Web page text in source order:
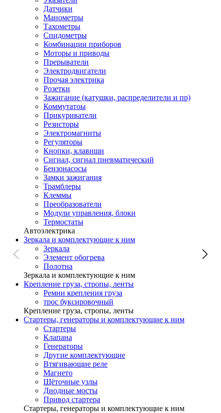
Датчики
Манометры
Тахометры
Спидометры
Комбинации приборов
Моторы и приводы
Прерыватели
Электродвигатели
Прочая электрика
Розетки
Зажигание (катушки, распределители и пр)
Коммутатоы
Прикуриватели
Резисторы
Электромагниты
Регуляторы
Кнопки, клавиши
Сигнал, сигнал пневматический
Бензонасосы
Замки зажигания
Трамблеры
Клеммы
Преобразователи
Модули управления, блоки
Термостаты
Автоэлектрика
Зеркала и комплектующие к ним
Зеркала
Элемент обогрева
Полотна
Зеркала и комплектующие к ним
Крепление груза, стропы, ленты
Ремни крепления груза
трос буксировочный
Крепление груза, стропы, ленты
Стартеры, генераторы и комплектующие к ним
Стартеры
Клапана
Генераторы
Другие комплектующие
Втягивающие реле
Магнето
Щёточные узлы
Диодные мосты
Привод стартера
Стартеры, генераторы и комплектующие к ним